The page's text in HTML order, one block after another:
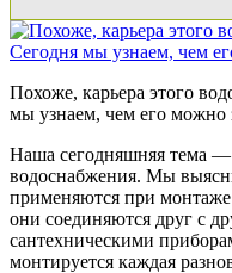
Похоже, карьера этого
мы узнаем, чем его можно
Наша сегодняшняя тема
водоснабжения. Мы
применяются при
они соединяются друг с
сантехническими
монтируется каждая